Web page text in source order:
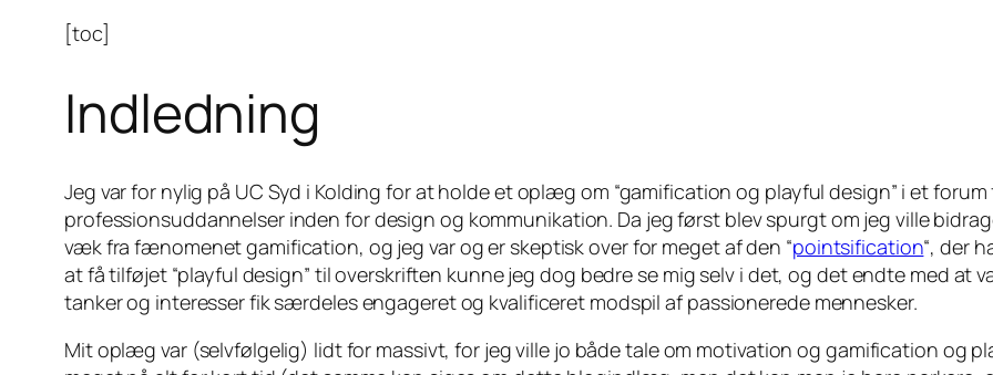
[toc]
Indledning
Jeg var for nylig på UC Syd i Kolding for at holde et oplæg om “gamification og playful design” i et
professionsuddannelser inden for design og kommunikation. Da jeg først blev spurgt om jeg ville
væk fra fænomenet gamification, og jeg var og er skeptisk over for meget af den “pointsification“, der
at få tilføjet “playful design” til overskriften kunne jeg dog bedre se mig selv i det, og det endte med at
tanker og interesser fik særdeles engageret og kvalificeret modspil af passionerede mennesker.
Mit oplæg var (selvfølgelig) lidt for massivt, for jeg ville jo både tale om motivation og gamification og